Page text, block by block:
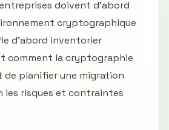
doivent d'abord
cryptographique
d’abord inventorier
comment la cryptographie
de planifier une migration
les risques et contraintes